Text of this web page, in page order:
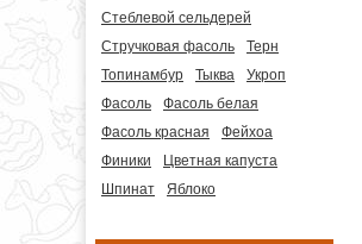
Стеблевой сельдерей
Стручковая фасоль
Терн
Топинамбур
Тыква
Укроп
Фасоль
Фасоль белая
Фасоль красная
Фейхоа
Финики
Цветная капуста
Шпинат
Яблоко